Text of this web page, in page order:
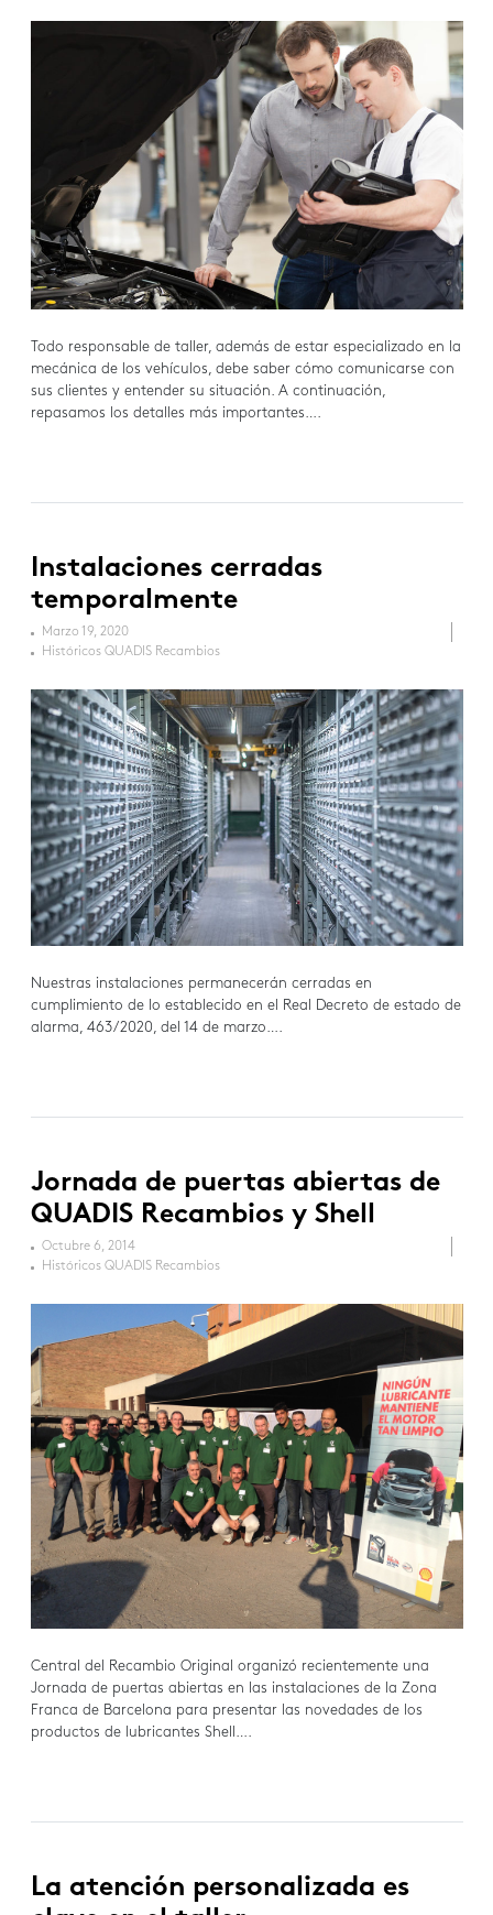
Todo responsable de taller, además de estar especializado en la
mecánica de los vehículos, debe saber cómo comunicarse con
sus clientes y entender su situación. A continuación,
repasamos los detalles más importantes….
Instalaciones cerradas
temporalmente
Marzo 19, 2020
Históricos QUADIS Recambios
Nuestras instalaciones permanecerán cerradas en
cumplimiento de lo establecido en el Real Decreto de estado de
alarma, 463/2020, del 14 de marzo….
Jornada de puertas abiertas de
QUADIS Recambios y Shell
Octubre 6, 2014
Históricos QUADIS Recambios
Central del Recambio Original organizó recientemente una
Jornada de puertas abiertas en las instalaciones de la Zona
Franca de Barcelona para presentar las novedades de los
productos de lubricantes Shell….
La atención personalizada es